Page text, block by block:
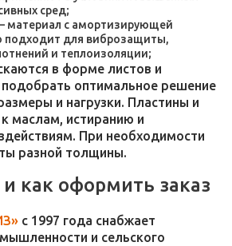
сред;
материал с амортизирующей
подходит для виброзащиты,
и теплоизоляции;
в форме листов и
оптимальное решение
и нагрузки. Пластины и
маслам, истиранию и
При необходимости
разной толщины.
и как оформить заказ
с 1997 года снабжает
и сельского